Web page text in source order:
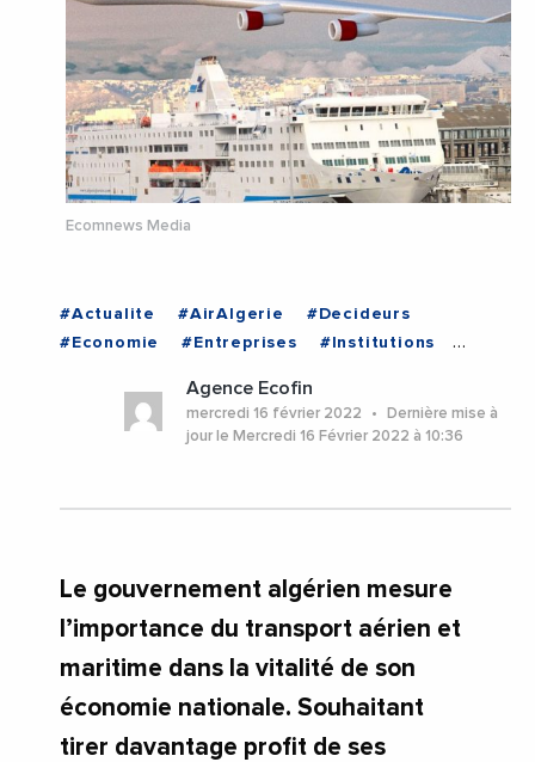
Ecomnews Media
#Actualite #AirAlgerie
#Decideurs
#Economie
#Entreprises
#Institutions
#TransportMaritime
Agence Ecofin
mercredi 16 février 2022
Dernière mise à
jour le Mercredi 16 Février 2022 à 10:36
Le gouvernement algérien mesure
l’importance du transport aérien et
maritime dans la vitalité de son
économie nationale. Souhaitant
tirer davantage profit de ses